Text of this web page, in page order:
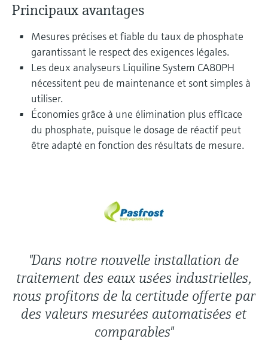
l'application
Device Viewer
Trouver des informations et de la
documentation spécifiques à un produit
Recherche de pièces détachées
Trouvez la bonne pièce de rechange en
tapant la racine/le code du produit et
accédez aux données spécifiques, vues
éclatées et notices de montage des appareils
micro-ondes
Mesure du niveau par la pression
Voir tous
Analyseurs de dureté, fer, etc.
Photomètres de process
Mesure par transmission de micro-
ondes
Technologie Memosens
Voir tous
décisionnels
Principaux avantages
Mesures précises et fiable du taux de phosphate
garantissant le respect des exigences légales.
Les deux analyseurs Liquiline System CA80PH
nécessitent peu de maintenance et sont simples à
utiliser.
Économies grâce à une élimination plus efficace
du phosphate, puisque le dosage de réactif peut
être adapté en fonction des résultats de mesure.
"Dans notre nouvelle installation de
traitement des eaux usées industrielles,
nous profitons de la certitude offerte par
des valeurs mesurées automatisées et
comparables"